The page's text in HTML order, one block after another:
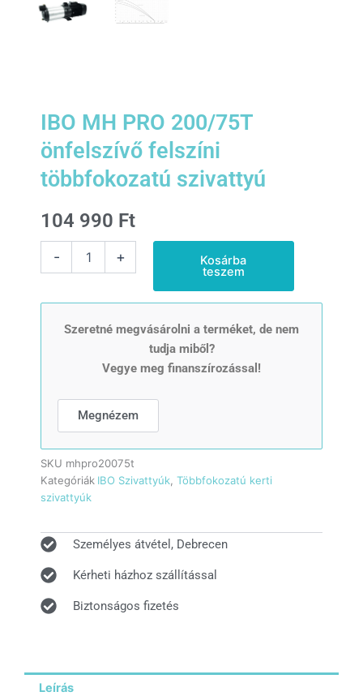
IBO MH PRO 200/75T
önfelszívő felszíni
többfokozatú szivattyú
104 990 Ft
-
felszíni
+ Kosárba
teszem
Szeretné megvásárolni a terméket, de nem
tudja miből?
Vegye meg finanszírozással!
Megnézem
SKU mhpro20075t
Kategóriák IBO Szivattyúk Többfokozatú kerti
szivattyúk
Személyes átvétel, Debrecen
Kérheti házhoz szállítással
Biztonságos fizetés
Leírás